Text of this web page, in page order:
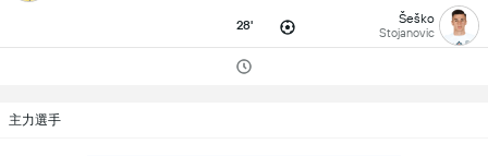
28' Šeško
Stojanovic
主力選手